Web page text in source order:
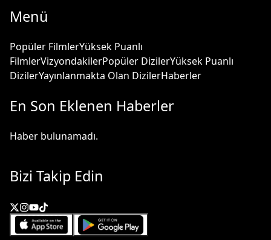
Menü
Popüler FilmlerYüksek Puanlı
FilmlerVizyondakilerPopüler DizilerYüksek Puanlı
DizilerYayınlanmakta Olan DizilerHaberler
En Son Eklenen Haberler
Haber bulunamadı.
Bizi Takip Edin